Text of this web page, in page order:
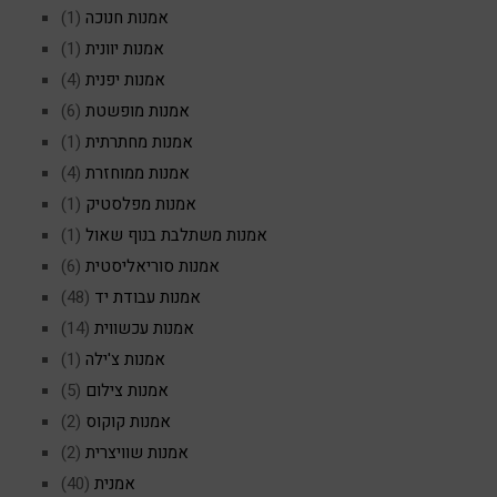
אמנות חנוכה (1)
אמנות יוונית (1)
אמנות יפנית (4)
אמנות מופשטת (6)
אמנות מחתרתית (1)
אמנות ממוחזרת (4)
אמנות מפלסטיק (1)
אמנות משתלבת בנוף שאול (1)
אמנות סוריאליסטית (6)
אמנות עבודת יד (48)
אמנות עכשווית (14)
אמנות צ'ילה (1)
אמנות צילום (5)
אמנות קוקוס (2)
אמנות שוויצרית (2)
אמנית (40)